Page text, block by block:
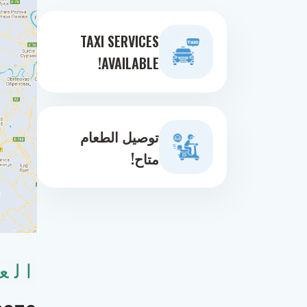
TAXI SERVICES
AVAILABLE!
توصيل الطعام
متاح!